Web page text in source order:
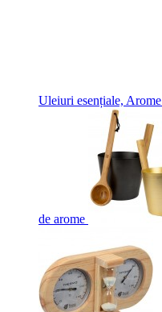
Uleiuri esențiale, Arome
de arome